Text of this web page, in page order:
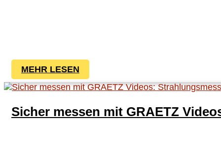
MEHR LESEN
Sicher messen mit GRAETZ